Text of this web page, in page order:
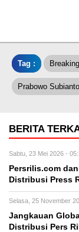
Tag :
Prabowo Subianto
BERITA
Sabtu, 23 Mei 2026 -
Persrilis.com
Distribusi Press
Selasa, 25 November
Jangkauan
Distribusi Pers